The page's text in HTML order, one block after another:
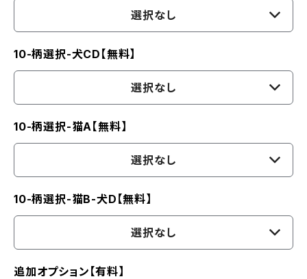
選択なし
10-柄選択-犬CD【無料】
選択なし
10-柄選択-猫A【無料】
選択なし
10-柄選択-猫B-犬D【無料】
選択なし
追加オプション【有料】